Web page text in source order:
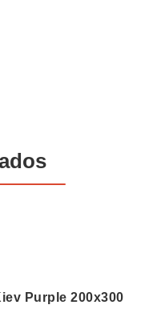
Purple 200x300